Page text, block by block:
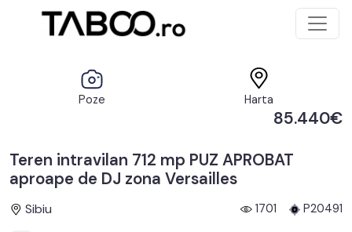
Poze Harta
85.440€
Teren intravilan 712 mp PUZ APROBAT
aproape de DJ zona Versailles
Sibiu 1701 P20491